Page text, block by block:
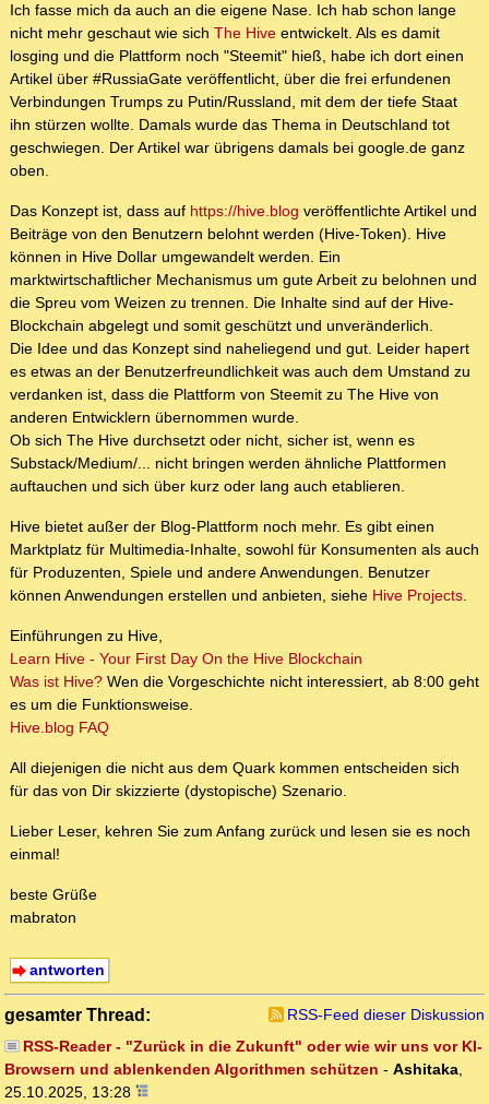
Ich fasse mich da auch an die eigene Nase. Ich hab schon lange
nicht mehr geschaut wie sich The Hive entwickelt. Als es damit
losging und die Plattform noch "Steemit" hieß, habe ich dort einen
Artikel über #RussiaGate veröffentlicht, über die frei erfundenen
Verbindungen Trumps zu Putin/Russland, mit dem der tiefe Staat
ihn stürzen wollte. Damals wurde das Thema in Deutschland tot
geschwiegen. Der Artikel war übrigens damals bei google.de ganz
oben.
Das Konzept ist, dass auf https://hive.blog veröffentlichte Artikel und
Beiträge von den Benutzern belohnt werden (Hive-Token). Hive
können in Hive Dollar umgewandelt werden. Ein
marktwirtschaftlicher Mechanismus um gute Arbeit zu belohnen und
die Spreu vom Weizen zu trennen. Die Inhalte sind auf der Hive-
Blockchain abgelegt und somit geschützt und unveränderlich.
Die Idee und das Konzept sind naheliegend und gut. Leider hapert
es etwas an der Benutzerfreundlichkeit was auch dem Umstand zu
verdanken ist, dass die Plattform von Steemit zu The Hive von
anderen Entwicklern übernommen wurde.
Ob sich The Hive durchsetzt oder nicht, sicher ist, wenn es
Substack/Medium/... nicht bringen werden ähnliche Plattformen
auftauchen und sich über kurz oder lang auch etablieren.
Hive bietet außer der Blog-Plattform noch mehr. Es gibt einen
Marktplatz für Multimedia-Inhalte, sowohl für Konsumenten als auch
für Produzenten, Spiele und andere Anwendungen. Benutzer
können Anwendungen erstellen und anbieten, siehe Hive Projects.
Einführungen zu Hive,
Learn Hive - Your First Day On the Hive Blockchain
Was ist Hive? Wen die Vorgeschichte nicht interessiert, ab 8:00 geht
es um die Funktionsweise.
Hive.blog FAQ
All diejenigen die nicht aus dem Quark kommen entscheiden sich
für das von Dir skizzierte (dystopische) Szenario.
Lieber Leser, kehren Sie zum Anfang zurück und lesen sie es noch
einmal!
beste Grüße
mabraton
antworten
gesamter Thread:
RSS-Feed dieser Diskussion
RSS-Reader - "Zurück in die Zukunft" oder wie wir uns vor KI-
Browsern und ablenkenden Algorithmen schützen - Ashitaka,
25.10.2025, 13:28